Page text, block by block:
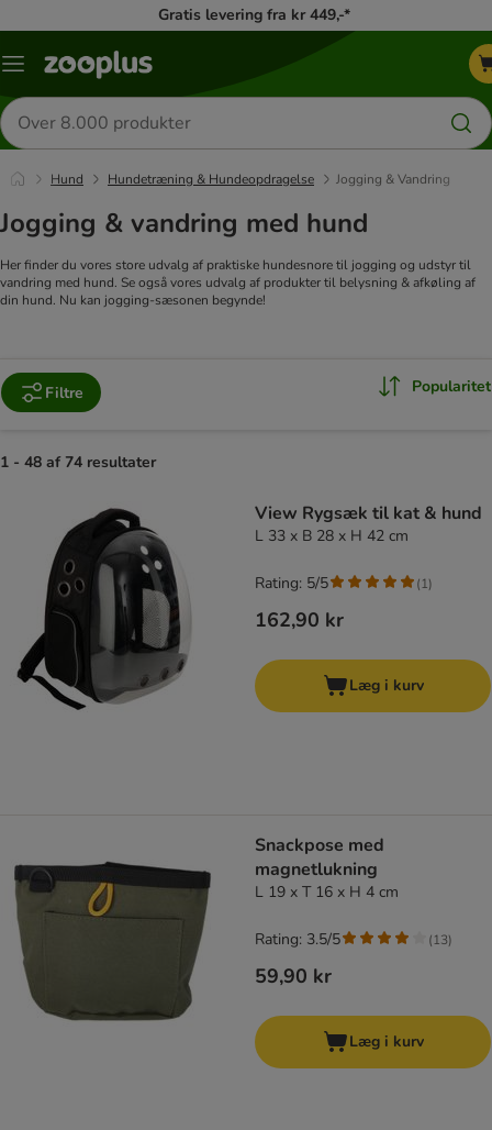
Gratis levering fra kr 449,-*
Menu
Søg
efter
produkter
Hund Hundetræning & Hundeopdragelse Jogging & Vandring
Jogging & vandring med hund
Her finder du vores store udvalg af praktiske hundesnore til jogging og udstyr til
vandring med hund. Se også vores udvalg af produkter til belysning & afkøling af
din hund. Nu kan jogging-sæsonen begynde!
Filtre Popularitet
1 - 48 af 74 resultater
View Rygsæk til kat & hund
L 33 x B 28 x H 42 cm
162,90 kr
Rating: 5/5 (1)
Læg i kurv
Snackpose med
magnetlukning
L 19 x T 16 x H 4 cm
59,90 kr
Rating: 3.5/5 (13)
Læg i kurv